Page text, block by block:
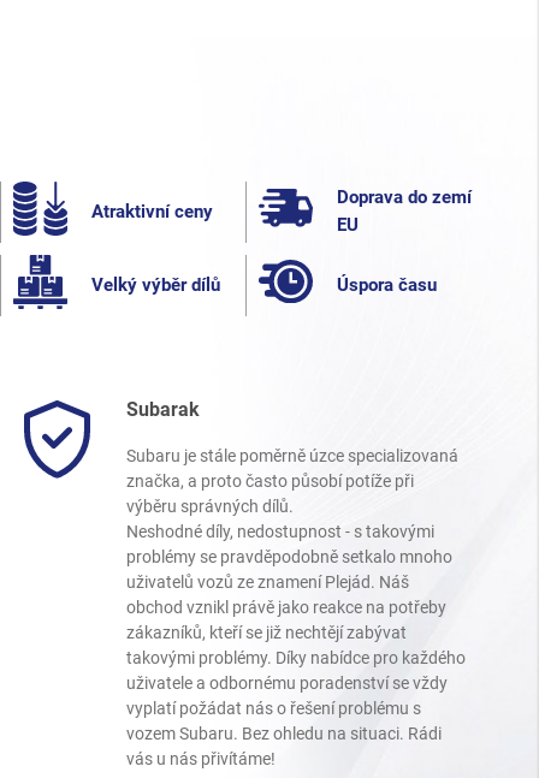
Atraktivní ceny
Doprava do zemí
EU
Velký výběr dílů Úspora času
Subarak
Subaru je stále poměrně úzce specializovaná
značka, a proto často působí potíže při
výběru správných dílů.
Neshodné díly, nedostupnost - s takovými
problémy se pravděpodobně setkalo mnoho
uživatelů vozů ze znamení Plejád. Náš
obchod vznikl právě jako reakce na potřeby
zákazníků, kteří se již nechtějí zabývat
takovými problémy. Díky nabídce pro každého
uživatele a odbornému poradenství se vždy
vyplatí požádat nás o řešení problému s
vozem Subaru. Bez ohledu na situaci. Rádi
vás u nás přivítáme!